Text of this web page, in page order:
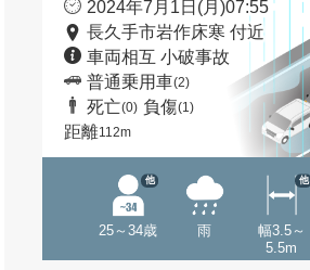
2024年7月1日(月)07:55
長久手市岩作床寒 付近
車両相互 小破事故
普通乗用車(2)
死亡(0) 負傷(1)
距離112m
25～34歳
他
雨
幅3.5～
5.5m
他